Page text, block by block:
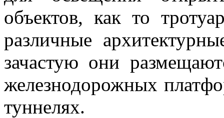
объектов, как то
различные
зачастую они
железнодорожных
туннелях.